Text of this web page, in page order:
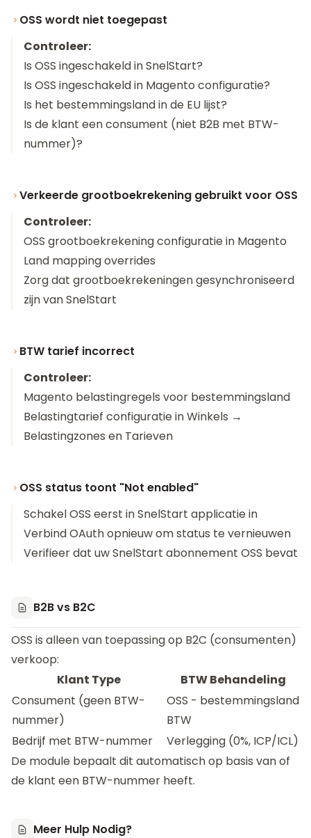
OSS wordt niet toegepast
Controleer:
Is OSS ingeschakeld in SnelStart?
Is OSS ingeschakeld in Magento configuratie?
Is het bestemmingsland in de EU lijst?
Is de klant een consument (niet B2B met BTW-
nummer)?
Verkeerde grootboekrekening gebruikt voor OSS
Controleer:
OSS grootboekrekening configuratie in Magento
Land mapping overrides
Zorg dat grootboekrekeningen gesynchroniseerd
zijn van SnelStart
BTW tarief incorrect
Controleer:
Magento belastingregels voor bestemmingsland
Belastingtarief configuratie in Winkels →
Belastingzones en Tarieven
OSS status toont "Not enabled"
Schakel OSS eerst in SnelStart applicatie in
Verbind OAuth opnieuw om status te vernieuwen
Verifieer dat uw SnelStart abonnement OSS bevat
B2B vs B2C
OSS is alleen van toepassing op B2C (consumenten)
verkoop:
Klant Type
BTW Behandeling
Consument (geen BTW-
nummer)
OSS - bestemmingsland
BTW
Bedrijf met BTW-nummer
Verlegging (0%, ICP/ICL)
De module bepaalt dit automatisch op basis van of
de klant een BTW-nummer heeft.
Meer Hulp Nodig?